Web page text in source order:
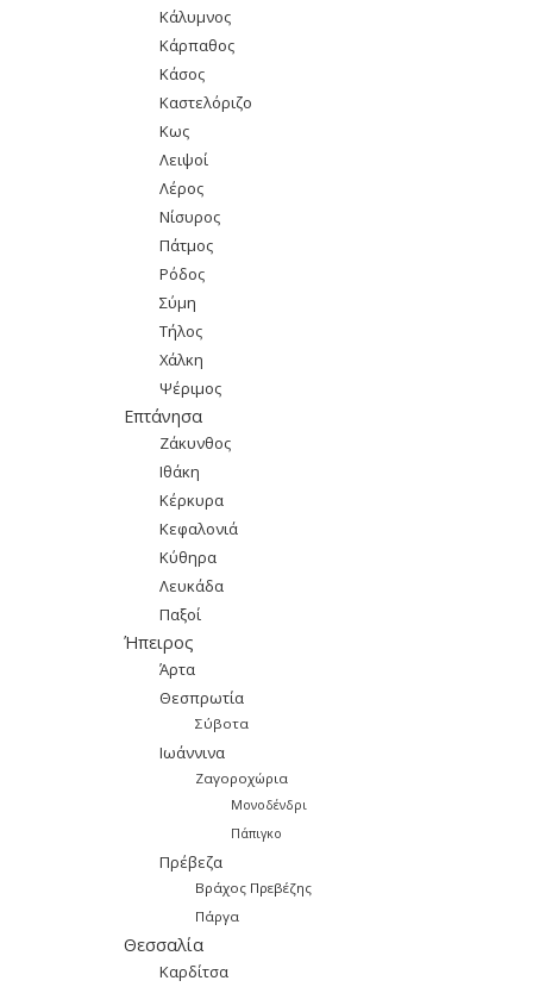
Κάλυμνος
Κάρπαθος
Κάσος
Καστελόριζο
Κως
Λειψοί
Λέρος
Νίσυρος
Πάτμος
Ρόδος
Σύμη
Τήλος
Χάλκη
Ψέριμος
Επτάνησα
Ζάκυνθος
Ιθάκη
Κέρκυρα
Κεφαλονιά
Κύθηρα
Λευκάδα
Παξοί
Ήπειρος
Άρτα
Θεσπρωτία
Σύβοτα
Ιωάννινα
Ζαγοροχώρια
Μονοδένδρι
Πάπιγκο
Πρέβεζα
Βράχος Πρεβέζης
Πάργα
Θεσσαλία
Καρδίτσα